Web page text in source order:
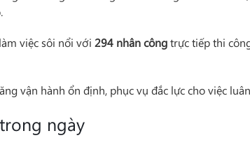
việc sôi nổi với 294 nhân côngtrực tiếp thi
vận hành ổn định, phục vụ đắc lực cho việc
ngày